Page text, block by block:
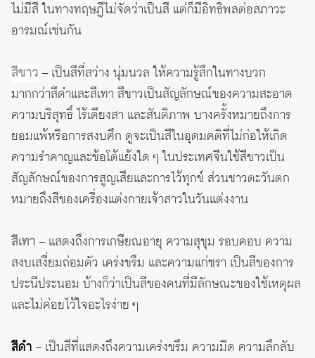
ไม่มีสี ในทางทฤษฎีไม่จัดว่าเป็นสี แต่ก็มีอิทธิพลต่อสภาวะ
อารมณ์เช่นกัน
สีขาว – เป็นสีที่สว่าง นุ่มนวล ให้ความรู้สึกในทางบวก
มากกว่าสีดำและสีเทา สีขาวเป็นสัญลักษณ์ของความสะอาด
ความบริสุทธิ์ ไร้เดียงสา และสันติภาพ บางครั้งหมายถึงการ
ยอมแพ้หรือการสงบศึก ดูจะเป็นสีในอุดมคติที่ไม่ก่อให้เกิด
ความรำคาญและข้อโต้แย้งใด ๆ ในประเทศจีนใช้สีขาวเป็น
สัญลักษณ์ของการสูญเสียและการไว้ทุกข์ ส่วนชาวตะวันตก
หมายถึงสีของเครื่องแต่งกายเจ้าสาวในวันแต่งงาน
สีเทา – แสดงถึงการเกษียณอายุ ความสุขุม รอบคอบ ความ
สงบเสงี่ยมถ่อมตัว เคร่งขรึม และความแก่ชรา เป็นสีของการ
ประนีประนอม บ้างก็ว่าเป็นสีของคนที่มีลักษณะของใช้เหตุผล
และไม่ค่อยไว้ใจอะไรง่าย ๆ
สีดำ – เป็นสีที่แสดงถึงความเคร่งขรึม ความมืด ความลึกลับ